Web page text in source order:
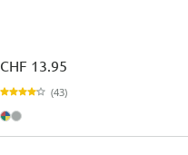
CHF 13.95
(43)